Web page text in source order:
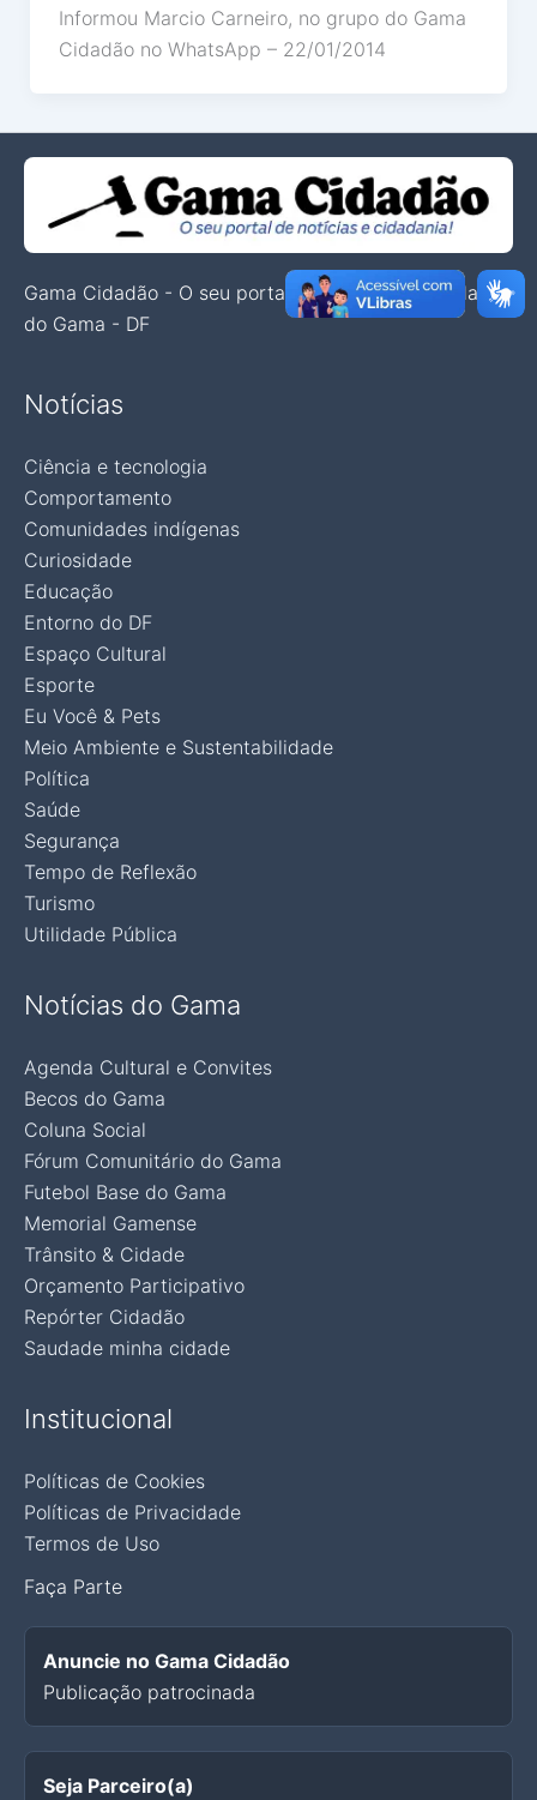
Informou Marcio Carneiro, no grupo do Gama
Cidadão no WhatsApp – 22/01/2014
Gama Cidadão - O seu portal de notícias e cidadania
do Gama - DF
Notícias
Ciência e tecnologia
Comportamento
Comunidades indígenas
Curiosidade
Educação
Entorno do DF
Espaço Cultural
Esporte
Eu Você & Pets
Meio Ambiente e Sustentabilidade
Política
Saúde
Segurança
Tempo de Reflexão
Turismo
Utilidade Pública
Notícias do Gama
Agenda Cultural e Convites
Becos do Gama
Coluna Social
Fórum Comunitário do Gama
Futebol Base do Gama
Memorial Gamense
Trânsito & Cidade
Orçamento Participativo
Repórter Cidadão
Saudade minha cidade
Institucional
Políticas de Cookies
Políticas de Privacidade
Termos de Uso
Faça Parte
Anuncie no Gama Cidadão
Publicação patrocinada
Seja Parceiro(a)